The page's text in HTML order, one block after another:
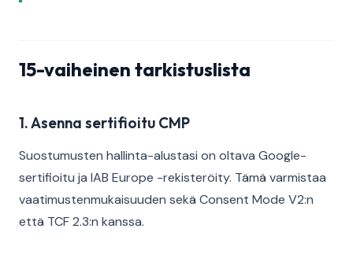
15-vaiheinen tarkistuslista
1. Asenna sertifioitu CMP
Suostumusten hallinta-alustasi on oltava Google-
sertifioitu ja IAB Europe -rekisteröity. Tämä varmistaa
vaatimustenmukaisuuden sekä Consent Mode V2:n
että TCF 2.3:n kanssa.